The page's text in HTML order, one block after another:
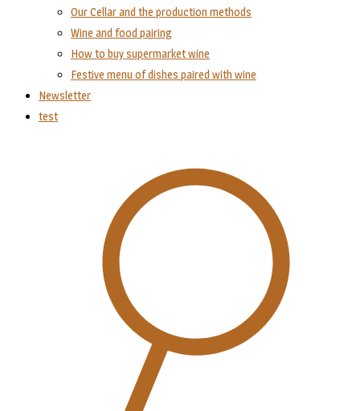
Our Cellar and the production methods
Wine and food pairing
How to buy supermarket wine
Festive menu of dishes paired with wine
Newsletter
test